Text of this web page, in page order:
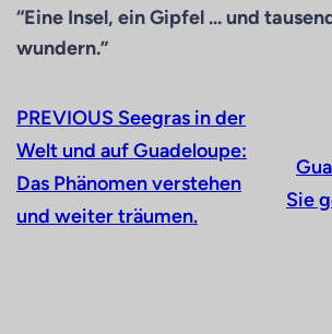
“Eine Insel, ein Gipfel ... und
wundern.”
PREVIOUS Seegras in der
Welt und auf Guadeloupe:
Das Phänomen verstehen
und weiter träumen.
Sie